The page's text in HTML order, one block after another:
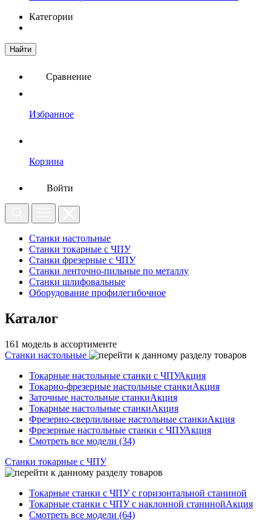
Категории
Найти
Сравнение
Избранное
Корзина
Войти
Станки настольные
Станки токарные с ЧПУ
Станки фрезерные с ЧПУ
Станки ленточно-пильные по металлу
Станки шлифовальные
Оборудование профилегибочное
Каталог
161 модель в ассортименте
Станки настольные
Токарные настольные станки с ЧПУАкция
Токарно-фрезерные настольные станкиАкция
Заточные настольные станкиАкция
Токарные настольные станкиАкция
Фрезерно-сверлильные настольные станкиАкция
Фрезерные настольные станки с ЧПУАкция
Смотреть все модели (34)
Станки токарные с ЧПУ
Токарные станки с ЧПУ с горизонтальной станиной
Токарные станки с ЧПУ с наклонной станинойАкция
Смотреть все модели (64)